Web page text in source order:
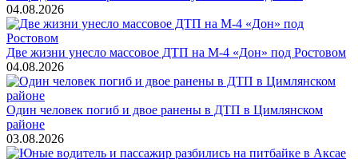
04.08.2026
Две жизни унесло массовое ДТП на М-4 «Дон» под Ростовом
04.08.2026
Один человек погиб и двое ранены в ДТП в Цимлянском
районе
03.08.2026